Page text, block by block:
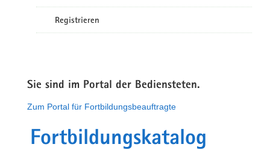
Registrieren
Sie sind im Portal der Bediensteten.
Zum Portal für Fortbildungsbeauftragte
Fortbildungskatalog